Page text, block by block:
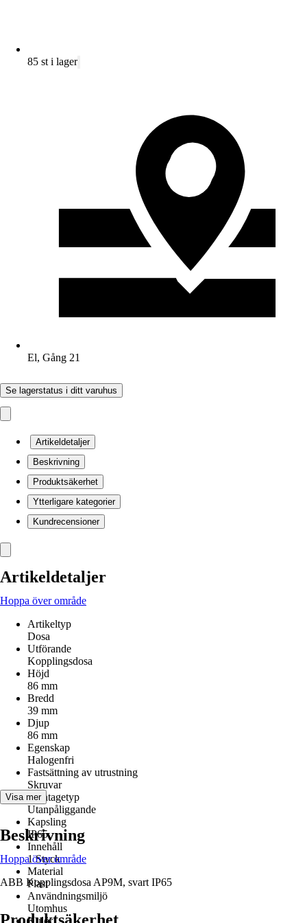
85 st i lager
El, Gång 21
Se lagerstatus i ditt varuhus
Artikeldetaljer
Beskrivning
Produktsäkerhet
Ytterligare kategorier
Kundrecensioner
Artikeldetaljer
Hoppa över område
Artikeltyp
Dosa
Utförande
Kopplingsdosa
Höjd
86 mm
Bredd
39 mm
Djup
86 mm
Egenskap
Halogenfri
Fastsättning av utrustning
Skruvar
Montagetyp
Utanpåliggande
Kapsling
IP65
Innehåll
1 Styck
Material
Plast
Användningsmiljö
Utomhus
Kulör
Visa mer
Beskrivning
Hoppa över område
ABB Kopplingsdosa AP9M, svart IP65